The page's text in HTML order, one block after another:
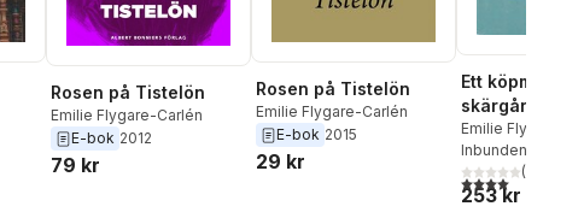
Rosen på Tistelön
Emilie Flygare-Carlén
E-bok 2012
79 kr
Rosen på Tistelön
Emilie Flygare-Carlén
E-bok 2015
29 kr
Ett
skärgården.
Emilie Flygare-
Inbunden
4,0utav 5(
253 kr